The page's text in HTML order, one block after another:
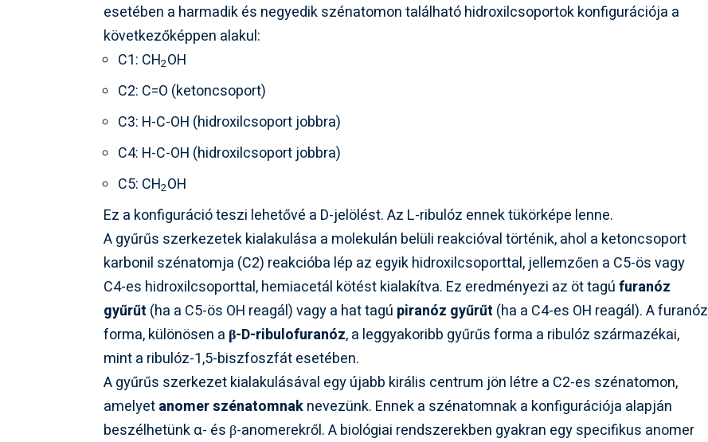
esetében a harmadik és negyedik szénatomon található hidroxilcsoportok konfigurációja a
következőképpen alakul:
C1: CH2OH
C2: C=O (ketoncsoport)
C3: H-C-OH (hidroxilcsoport jobbra)
C4: H-C-OH (hidroxilcsoport jobbra)
C5: CH2OH
Ez a konfiguráció teszi lehetővé a D-jelölést. Az L-ribulóz ennek tükörképe lenne.
A gyűrűs szerkezetek kialakulása a molekulán belüli reakcióval történik, ahol a ketoncsoport
karbonil szénatomja (C2) reakcióba lép az egyik hidroxilcsoporttal, jellemzően a C5-ös vagy
C4-es hidroxilcsoporttal, hemiacetál kötést kialakítva. Ez eredményezi az öt tagúfuranóz
gyűrűt (ha a C5-ös OH reagál) vagy a hat tagú piranóz gyűrűt (ha a C4-es OH reagál). A furanóz
forma, különösen a β-D-ribulofuranóz, a leggyakoribb gyűrűs forma a ribulóz származékai,
mint a ribulóz-1,5-biszfoszfát esetében.
A gyűrűs szerkezet kialakulásával egy újabb királis centrum jön létre a C2-es szénatomon,
amelyetanomer szénatomnaknevezünk. Ennek a szénatomnak a konfigurációja alapján
beszélhetünk α- és β-anomerekről. A biológiai rendszerekben gyakran egy specifikus anomer